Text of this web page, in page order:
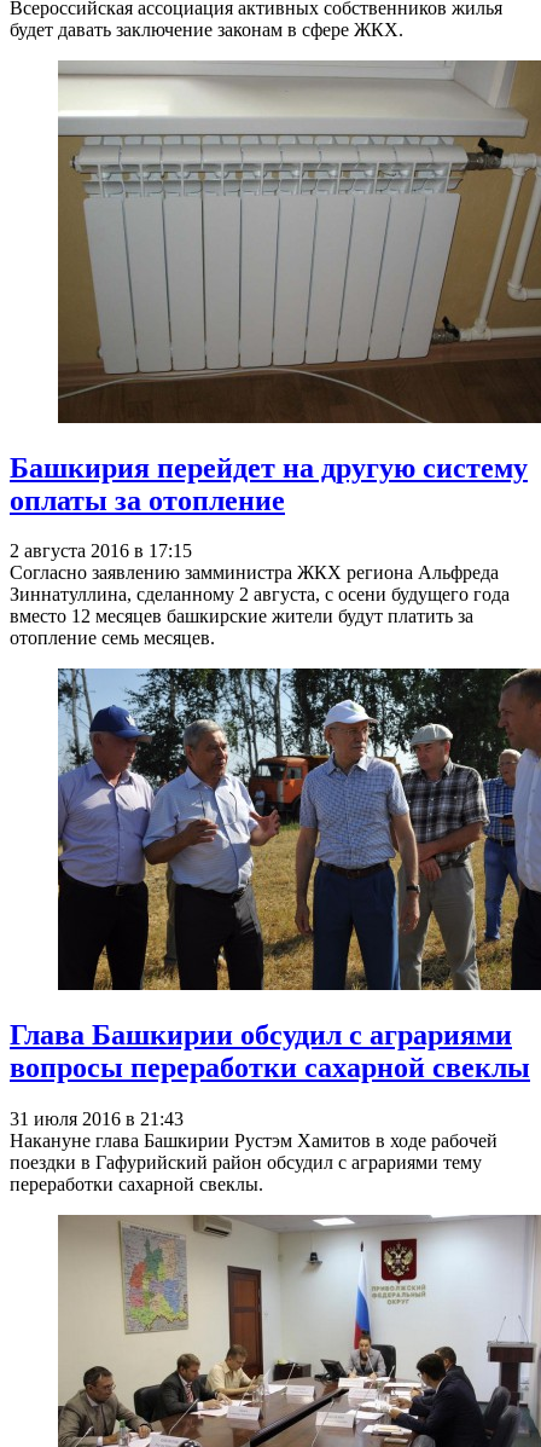
Всероссийская ассоциация активных собственников жилья
будет давать заключение законам в сфере ЖКХ.
Башкирия перейдет на другую систему
оплаты за отопление
2 августа 2016 в 17:15
Согласно заявлению замминистра ЖКХ региона Альфреда
Зиннатуллина, сделанному 2 августа, с осени будущего года
вместо 12 месяцев башкирские жители будут платить за
отопление семь месяцев.
Глава Башкирии обсудил с аграриями
вопросы переработки сахарной свеклы
31 июля 2016 в 21:43
Накануне глава Башкирии Рустэм Хамитов в ходе рабочей
поездки в Гафурийский район обсудил с аграриями тему
переработки сахарной свеклы.